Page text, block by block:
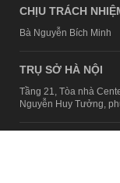
CHỊU TRÁCH
Bà Nguyễn Bích Minh
TRỤ SỞ HÀ NỘI
Tầng 21, Tòa nhà
Nguyễn Huy Tưởng,